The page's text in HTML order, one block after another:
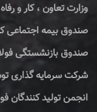
وزارت تعاون ، کار و
صندوق بیمه اجتماعی
صندوق بازنشستگی
شرکت سرمایه گذاری
انجمن تولید کنندگان